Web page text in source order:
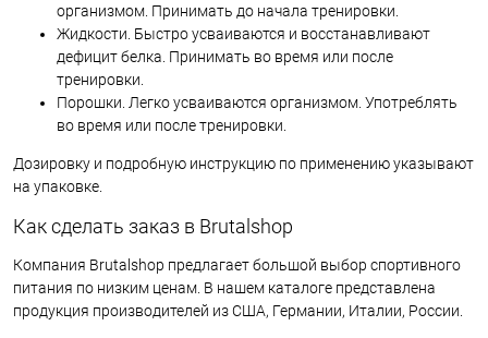
организмом. Принимать до начала тренировки.
Жидкости. Быстро усваиваются и восстанавливают
дефицит белка. Принимать во время или после
тренировки.
Порошки. Легко усваиваются организмом. Употреблять
во время или после тренировки.
Дозировку и подробную инструкцию по применению указывают
на упаковке.
Как сделать заказ в Brutalshop
Компания Brutalshop предлагает большой выбор спортивного
питания по низким ценам. В нашем каталоге представлена
продукция производителей из США, Германии, Италии, России.